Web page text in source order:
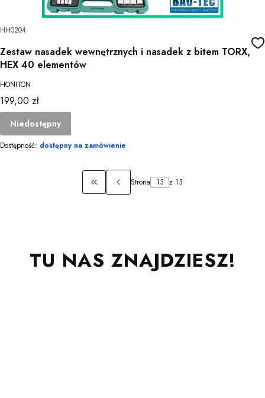
HH0204
Zestaw nasadek wewnętrznych i nasadek z bitem TORX,
HEX 40 elementów
HONITON
Cena
199,00 zł
Niedostępny
Dostępność: dostępny na zamówienie
Wróć do pierwszej strony z produktami
Strona z 13
TU NAS ZNAJDZIESZ!